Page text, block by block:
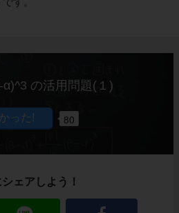
α)^3 の活用問題(１)
80
ェアしよう！